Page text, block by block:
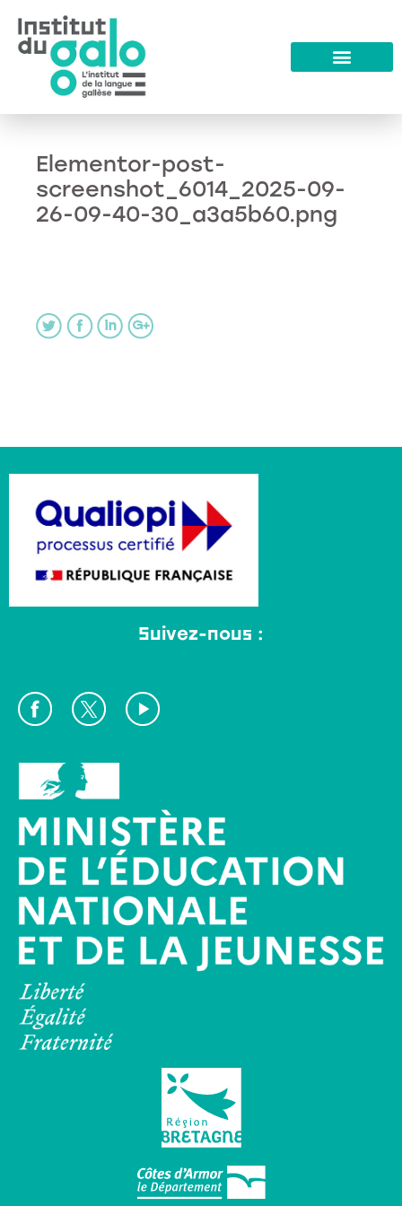
Elementor-post-
screenshot_6014_2025-09-
26-09-40-30_a3a5b60.png
Suivez-nous :